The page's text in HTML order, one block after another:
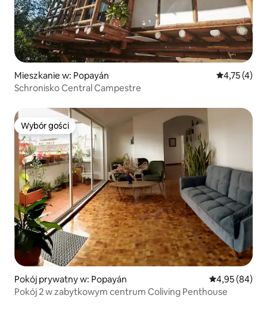
Mieszkanie w: Popayán Średnia
4,75 (4)
Schronisko Central Campestre
Wybór gości
Wybór gości
Pokój prywatny w: Popayán Średnia
4,95 (84)
Pokój 2 w zabytkowym centrum Coliving Penthouse